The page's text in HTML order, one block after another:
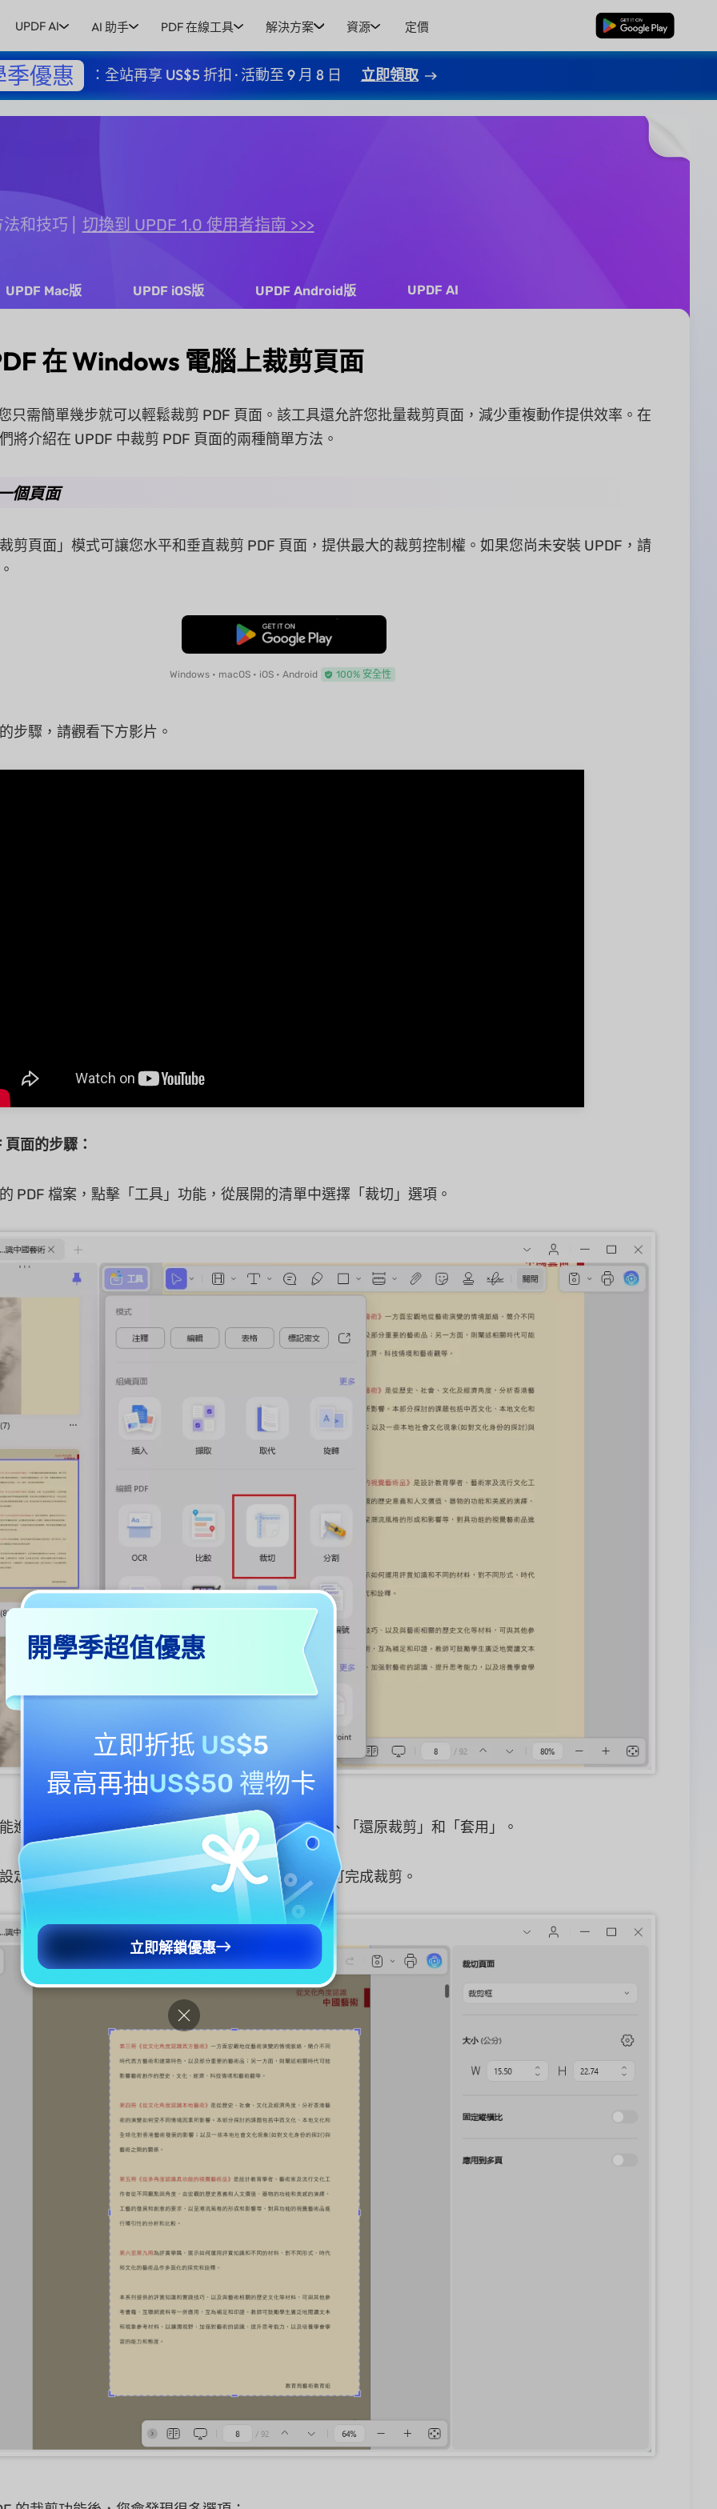
UPDF AI AI 助手 PDF 在線工具 解決方案 資源 定價 免費下載
季優惠 ：全站再享 US$5 折扣 · 活動至 9 月 8 日 立即領取
和技巧 切換到 UPDF 1.0 使用者指南 >>>
UPDF Mac版 UPDF iOS版 UPDF Android版 UPDF AI
在 Windows 電腦上裁剪頁面
只需簡單幾步就可以輕鬆裁剪 PDF 頁面。該工具還允許您批量裁剪頁面，減少重複動作提供效率。在
將介紹在 UPDF 中裁剪 PDF 頁面的兩種簡單方法。
個頁面
剪頁面」模式可讓您水平和垂直裁剪 PDF 頁面，提供最大的裁剪控制權。如果您尚未安裝 UPDF，請
免費下載
Windows • macOS • iOS • Android 100% 安全性
步驟，請觀看下方影片。
面的步驟：
PDF 檔案，點擊「工具」功能，從展開的清單中選擇「裁切」選項。
進入裁剪工具後，會看到三個選項：「頁面尺寸」、「還原裁剪」和「套用」。
定裁剪邊界，調整好區域後，點擊「套用」按鈕即可完成裁剪。
開學季超值優惠
立即折抵 US$5
最高再抽US$50 禮物卡
立即解鎖優惠